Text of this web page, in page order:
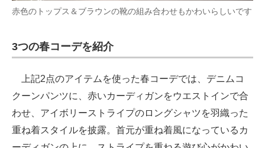
赤色のトップス＆ブラウンの靴の組み合わせもかわいらしいです
3つの春コーデを紹介
上記2点のアイテムを使った春コーデでは、デニムコ
クーンパンツに、赤いカーディガンをウエストインで合
わせ、アイボリーストライプのロングシャツを羽織った
重ね着スタイルを披露。首元が重ね着風になっているカ